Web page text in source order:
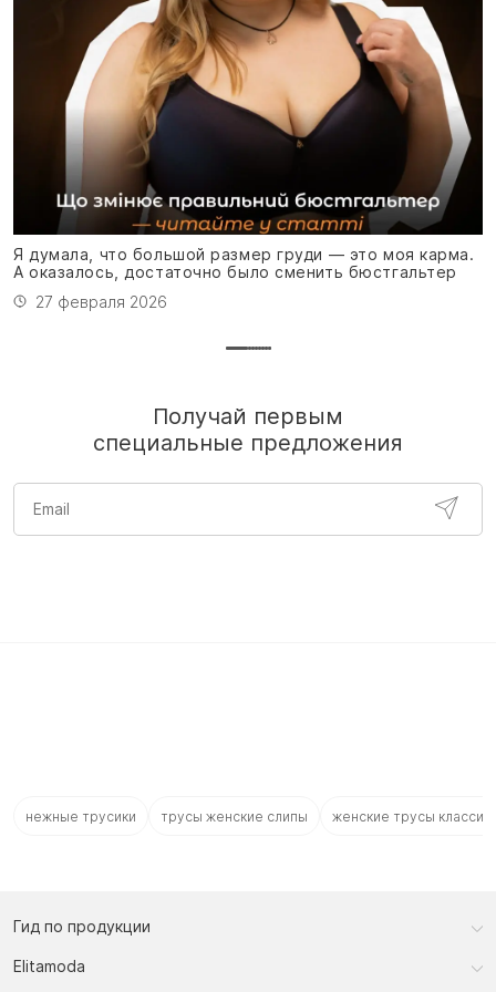
нежные трусики трусы женские слипы женские трусы
Я думала, что большой размер груди — это моя карма.
А оказалось, достаточно было сменить бюстгальтер
27 февраля 2026
Получай первым
специальные предложения
Гид по продукции
Elitamoda